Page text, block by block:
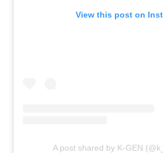
View this post on
A post shared by K-GEN